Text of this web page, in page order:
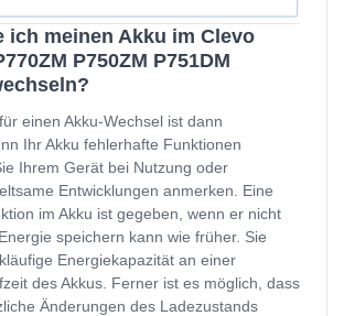
ich meinen Akku im Clevo
P750ZM P751DM
einen Akku-Wechsel ist dann
Ihr Akku fehlerhafte Funktionen
Ihrem Gerät bei Nutzung oder
Entwicklungen anmerken. Eine
im Akku ist gegeben, wenn er nicht
speichern kann wie früher. Sie
Energiekapazität an einer
des Akkus. Ferner ist es möglich, dass
Änderungen des Ladezustands